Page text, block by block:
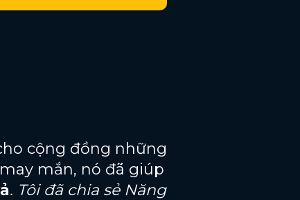
cộng đồng những
mắn, nó đã giúp
. Tôi đã chia sẻ Năng